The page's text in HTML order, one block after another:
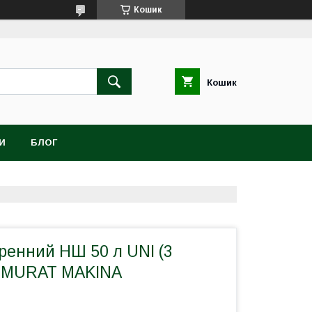
Кошик
Кошик
БЛОГ
НШ 50 л UNI (3
MAKINA